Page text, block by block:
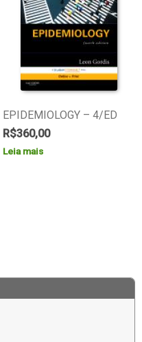
EPIDEMIOLOGY – 4/ED
R$360,00
Leia mais